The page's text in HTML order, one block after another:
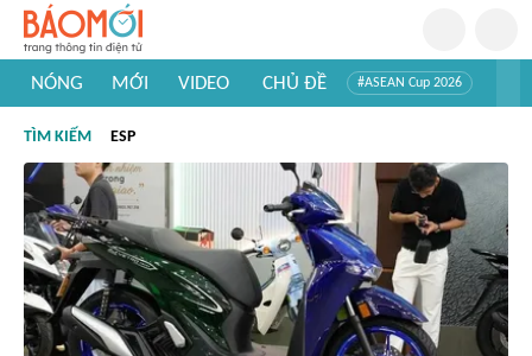
NÓNG MỚI VIDEO CHỦ ĐỀ #ASEAN Cup 2026
#Khám phá thế giới
TÌM KIẾM ESP